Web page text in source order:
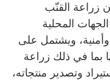
زراعة القنّب
المحلية
ويشتمل على
بما في ذلك زراعة
وتصدير منتجاته،